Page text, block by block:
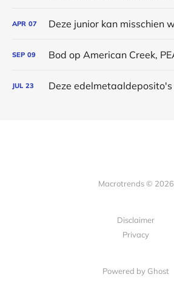
APR 07
SEP 09
JUL 23
Macrotrends © 2026
Disclaimer
Privacy
Powered by Ghost